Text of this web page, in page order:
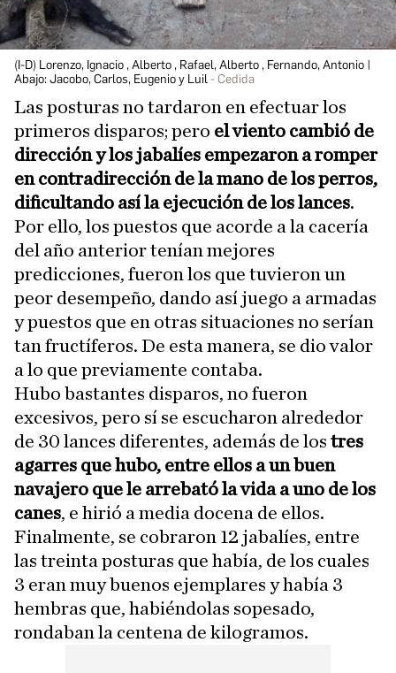
(I-D) Lorenzo, Ignacio , Alberto , Rafael, Alberto , Fernando, Antonio |
Abajo: Jacobo, Carlos, Eugenio y Luil
Cedida
Las posturas no tardaron en efectuar los
primeros disparos; pero el viento cambió de
dirección y los jabalíes empezaron a romper
en contradirección de la mano de los perros,
dificultando así la ejecución de los lances.
Por ello, los puestos que acorde a la cacería
del año anterior tenían mejores
predicciones, fueron los que tuvieron un
peor desempeño, dando así juego a armadas
y puestos que en otras situaciones no serían
tan fructíferos. De esta manera, se dio valor
a lo que previamente contaba.
Hubo bastantes disparos, no fueron
excesivos, pero sí se escucharon alrededor
de 30 lances diferentes, además de los tres
agarres que hubo, entre ellos a un buen
navajero que le arrebató la vida a uno de los
canes, e hirió a media docena de ellos.
Finalmente, se cobraron 12 jabalíes, entre
las treinta posturas que había, de los cuales
3 eran muy buenos ejemplares y había 3
hembras que, habiéndolas sopesado,
rondaban la centena de kilogramos.